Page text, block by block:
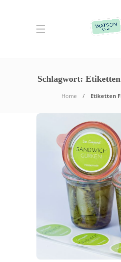
Schlagwort:
Home Etiketten